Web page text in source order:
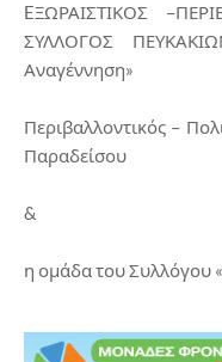
EΞΩΡΑΙΣΤΙΚΟΣ
ΣΥΛΛΟΓΟΣ
Αναγέννηση»
Περιβαλλοντικός –
Παραδείσου
&
η ομάδα του Συλλόγου